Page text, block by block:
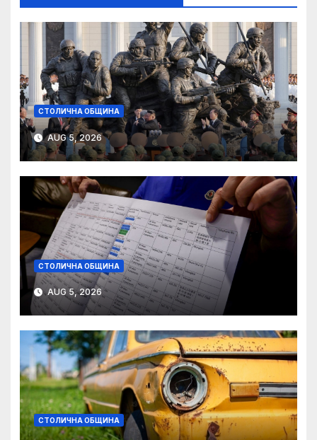
СТОЛИЧНА ОБЩИНА
AUG 5, 2026
СТОЛИЧНА ОБЩИНА
AUG 5, 2026
СТОЛИЧНА ОБЩИНА